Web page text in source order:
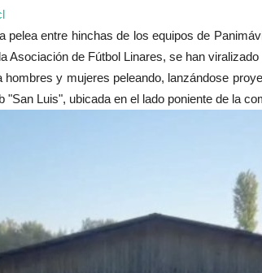
entre hinchas de los equipos de
Asociación de Fútbol Linares, se han
y mujeres peleando, lanzándose
"San Luis", ubicada en el lado poniente de la
de la provincia se
Tribunales
Corte de
el cargo